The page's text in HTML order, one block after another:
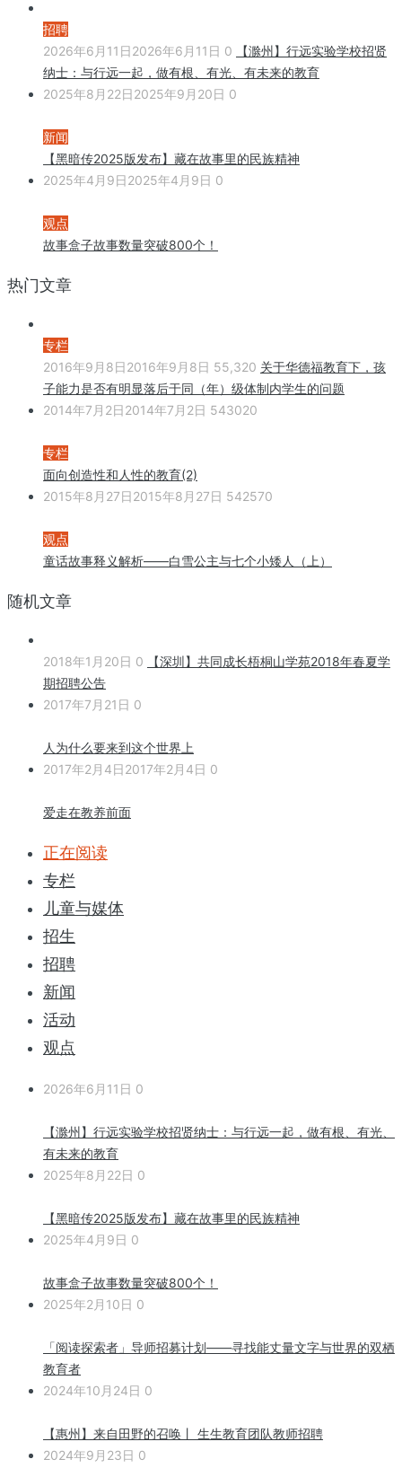
招聘
2026年6月11日2026年6月11日 0
【滁州】行远实验学校招贤
纳士：与行远一起，做有根、有光、有未来的教育
2025年8月22日2025年9月20日 0
新闻
【黑暗传2025版发布】藏在故事里的民族精神
2025年4月9日2025年4月9日 0
观点
故事盒子故事数量突破800个！
热门文章
专栏
2016年9月8日2016年9月8日 55,320 关于华德福教育下，孩
子能力是否有明显落后于同（年）级体制内学生的问题
2014年7月2日2014年7月2日 543020
专栏
面向创造性和人性的教育(2)
2015年8月27日2015年8月27日 542570
观点
童话故事释义解析——白雪公主与七个小矮人（上）
随机文章
2018年1月20日 0
【深圳】共同成长梧桐山学苑2018年春夏学
期招聘公告
2017年7月21日 0
人为什么要来到这个世界上
2017年2月4日2017年2月4日 0
爱走在教养前面
正在阅读
专栏
儿童与媒体
招生
招聘
新闻
活动
观点
2026年6月11日 0
【滁州】行远实验学校招贤纳士：与行远一起，做有根、有光、
有未来的教育
2025年8月22日 0
【黑暗传2025版发布】藏在故事里的民族精神
2025年4月9日 0
故事盒子故事数量突破800个！
2025年2月10日 0
「阅读探索者」导师招募计划——寻找能丈量文字与世界的双栖
教育者
2024年10月24日 0
【惠州】来自田野的召唤丨 生生教育团队教师招聘
2024年9月23日 0